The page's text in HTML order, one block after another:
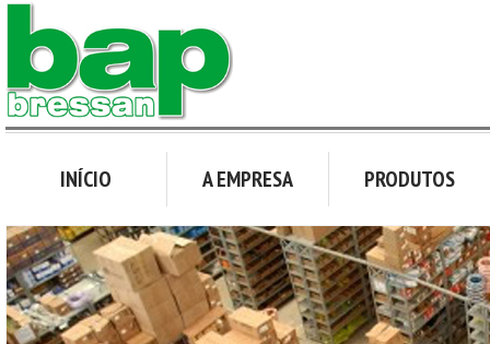
INÍCIO A EMPRESA PRODUTOS